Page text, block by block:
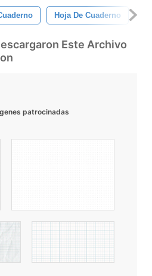
Hoja De Cuaderno
Este Archivo
patrocinadas